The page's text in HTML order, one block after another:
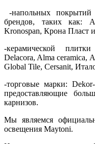
-напольных покрытий
брендов, таких как:
Kronospan, Крона Пласт
-керамической
Delacora, Alma ceramica,
Global Tile, Cersanit,
-торговые марки:
предоставляющие
карнизов.
Мы являемся
освещения Maytoni.